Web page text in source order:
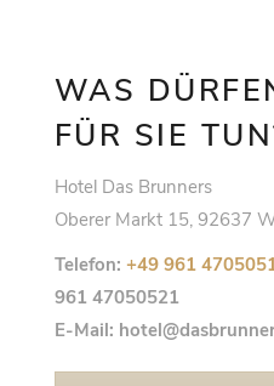
WAS
FÜR SIE
Hotel Das Brunners
Oberer Markt 15, 92637
Telefon: +49 961
961 47050521
E-Mail: